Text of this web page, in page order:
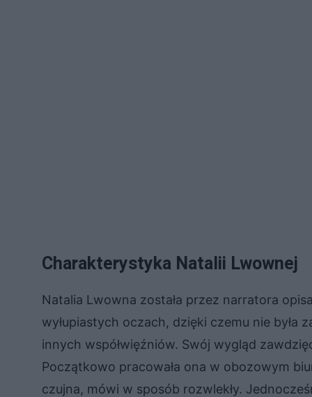
Charakterystyka Natalii Lwownej
Natalia Lwowna została przez narratora
wyłupiastych oczach, dzięki czemu nie
innych współwięźniów. Swój wygląd
Początkowo pracowała ona w obozowym
czujna, mówi w sposób rozwlekły.